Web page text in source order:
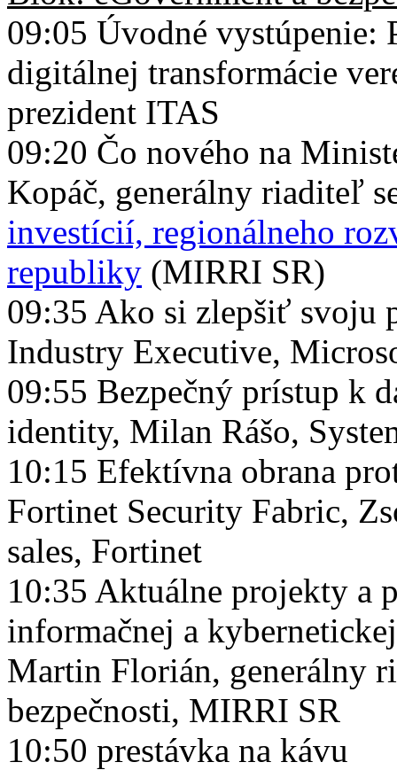
09:05 Úvodné vystúpenie:
digitálnej transformácie
prezident ITAS
09:20 Čo nového na
Kopáč, generálny riaditeľ
investícií, regionálneho
republiky (MIRRI SR)
09:35 Ako si zlepšiť svoju
Industry Executive,
09:55 Bezpečný prístup k
identity, Milan Rášo,
10:15 Efektívna obrana
Fortinet Security Fabric,
sales, Fortinet
10:35 Aktuálne projekty a
informačnej a
Martin Florián, generálny
bezpečnosti, MIRRI SR
10:50 prestávka na kávu